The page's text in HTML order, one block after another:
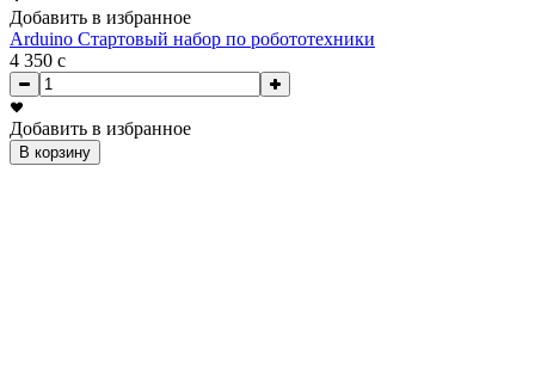
Добавить в избранное
Arduino Стартовый набор по робототехники
4 350 c
Добавить в избранное
В корзину